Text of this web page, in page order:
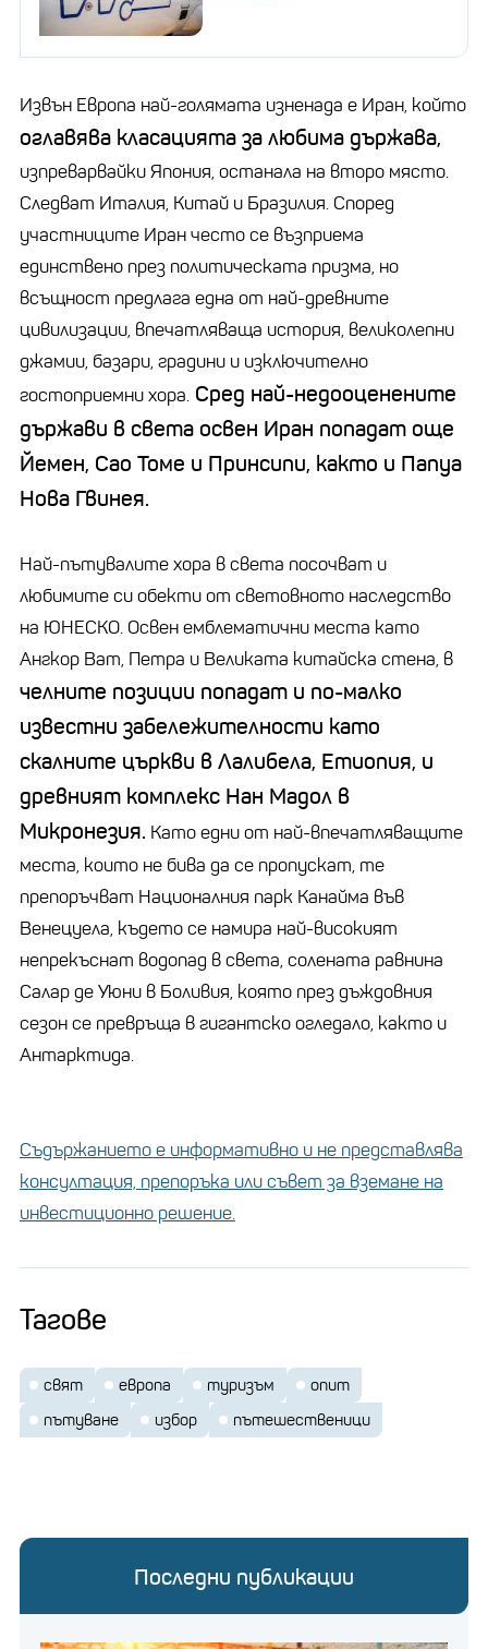
Извън Европа най-голямата изненада е Иран, който
оглавява класацията за любима държава,
изпреварвайки Япония, останала на второ място.
Следват Италия, Китай и Бразилия. Според
участниците Иран често се възприема
единствено през политическата призма, но
всъщност предлага една от най-древните
цивилизации, впечатляваща история, великолепни
джамии, базари, градини и изключително
гостоприемни хора. Сред най-недооценените
държави в света освен Иран попадат още
Йемен, Сао Томе и Принсипи, както и Папуа
Нова Гвинея.
Най-пътувалите хора в света посочват и
любимите си обекти от световното наследство
на ЮНЕСКО. Освен емблематични места като
Ангкор Ват, Петра и Великата китайска стена, в
челните позиции попадат и по-малко
известни забележителности като
скалните църкви в Лалибела, Етиопия, и
древният комплекс Нан Мадол в
Микронезия. Като едни от най-впечатляващите
места, които не бива да се пропускат, те
препоръчват Националния парк Канайма във
Венецуела, където се намира най-високият
непрекъснат водопад в света, солената равнина
Салар де Уюни в Боливия, която през дъждовния
сезон се превръща в гигантско огледало, както и
Антарктида.
Съдържанието е информативно и не представлява
консултация, препоръка или съвет за вземане на
инвестиционно решение.
Тагове
свят европа туризъм
опит
пътуване
избор пътешественици
Последни публикации